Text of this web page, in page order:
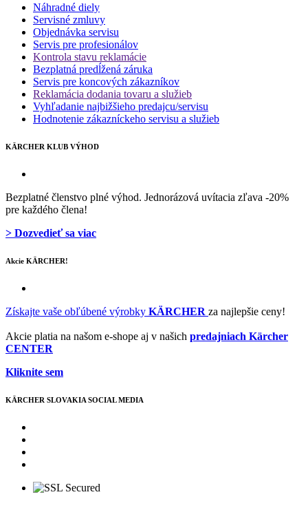
Náhradné diely
Servisné zmluvy
Objednávka servisu
Servis pre profesionálov
Kontrola stavu reklamácie
Bezplatná predĺžená záruka
Servis pre koncových zákazníkov
Reklamácia dodania tovaru a služieb
Vyhľadanie najbižšieho predajcu/servisu
Hodnotenie zákazníckeho servisu a služieb
KÄRCHER KLUB VÝHOD
Bezplatné členstvo plné výhod. Jednorázová uvítacia zľava -20%
pre každého člena!
> Dozvedieť sa viac
Akcie KÄRCHER!
Získajte vaše obľúbené výrobky KÄRCHER za najlepšie ceny!
Akcie platia na našom e-shope aj v našich predajniach Kärcher
CENTER
Kliknite sem
KÄRCHER SLOVAKIA SOCIAL MEDIA